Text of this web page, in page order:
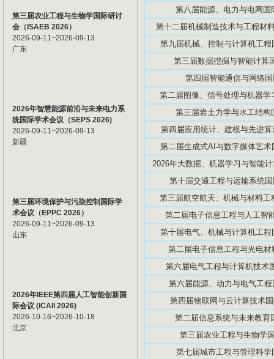
第三届农业工程与生物学国际研讨
会（ISAEB 2026）
2026-09-11~2026-09-13
广东
2026年智慧能源前沿与未来电力系
统国际学术会议（SEPS 2026)
2026-09-11~2026-09-13
新疆
第三届环境保护与污染控制国际学
术会议（EPPC 2026）
2026-09-11~2026-09-13
山东
2026年IEEE第四届人工智能创新国
际会议 (ICAII 2026)
2026-10-16~2026-10-18
北京
第八届能源、电力与电网
第十二届机械制造技术与工程材
第九届机械、控制与计算机工
第三届数据挖掘与智能计算
第四届智能通信与网络
第二届图像、信号处理与机器
第三届岩土力学与水工结
第四届应用统计、建模与先进
第二届生成式AI与数字媒体艺
2026年大数据、机器学习与智能
第十届交通工程与运输系统
第三届航空航天、机械与材料
第二届电子信息工程与人工智
第十届电气、机械与计算机工
第二届电子信息工程与光电
第六届电气工程与计算机技术
第六届能源、动力与电气工
第四届物联网与云计算技术
第二届信息系统与未来教育
第三届农业工程与生物学
第七届城市工程与管理科